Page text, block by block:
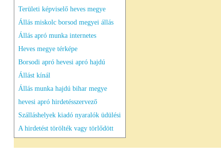
Területi képviselő heves megye
Állás miskolc borsod megyei állás
Állás apró munka internetes
Heves megye térképe
Borsodi apró hevesi apró hajdú
Állást kínál
Állás munka hajdú bihar megye
hevesi apró hirdetésszervező
Szálláshelyek kiadó nyaralók üdülési
A hirdetést törölték vagy törlődött